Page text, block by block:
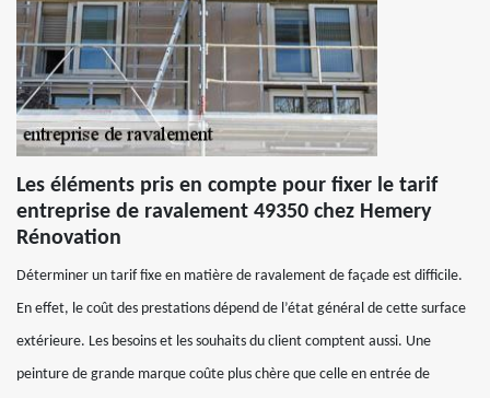
Les éléments pris en compte pour fixer le tarif
entreprise de ravalement 49350 chez Hemery
Rénovation
Déterminer un tarif fixe en matière de ravalement de façade est difficile.
En effet, le coût des prestations dépend de l’état général de cette surface
extérieure. Les besoins et les souhaits du client comptent aussi. Une
peinture de grande marque coûte plus chère que celle en entrée de